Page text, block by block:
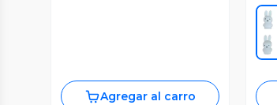
Agregar al carro